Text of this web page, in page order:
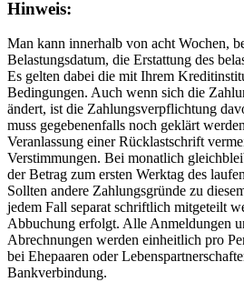
Hinweis:
Man kann innerhalb von acht Wochen,
Belastungsdatum, die Erstattung des
Es gelten dabei die mit Ihrem
Bedingungen. Auch wenn sich die
ändert, ist die Zahlungsverpflichtung
muss gegebenenfalls noch geklärt
Veranlassung einer Rücklastschrift
Verstimmungen. Bei monatlich
der Betrag zum ersten Werktag des
Sollten andere Zahlungsgründe zu
jedem Fall separat schriftlich mitgeteilt
Abbuchung erfolgt. Alle Anmeldungen
Abrechnungen werden einheitlich pro
bei Ehepaaren oder
Bankverbindung.